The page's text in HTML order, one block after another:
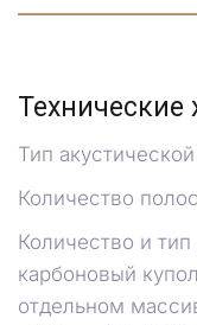
Технические
Тип
Количество
Количество и
карбоновый
отдельном